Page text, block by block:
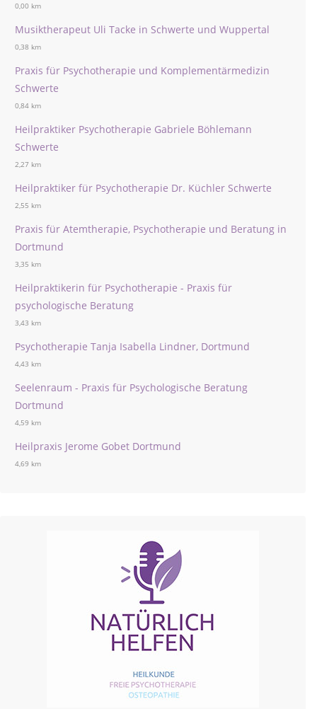
0,00 km
Musiktherapeut Uli Tacke in Schwerte und Wuppertal
0,38 km
Praxis für Psychotherapie und Komplementärmedizin
Schwerte
0,84 km
Heilpraktiker Psychotherapie Gabriele Böhlemann
Schwerte
2,27 km
Heilpraktiker für Psychotherapie Dr. Küchler Schwerte
2,55 km
Praxis für Atemtherapie, Psychotherapie und Beratung in
Dortmund
3,35 km
Heilpraktikerin für Psychotherapie - Praxis für
psychologische Beratung
3,43 km
Psychotherapie Tanja Isabella Lindner, Dortmund
4,43 km
Seelenraum - Praxis für Psychologische Beratung
Dortmund
4,59 km
Heilpraxis Jerome Gobet Dortmund
4,69 km